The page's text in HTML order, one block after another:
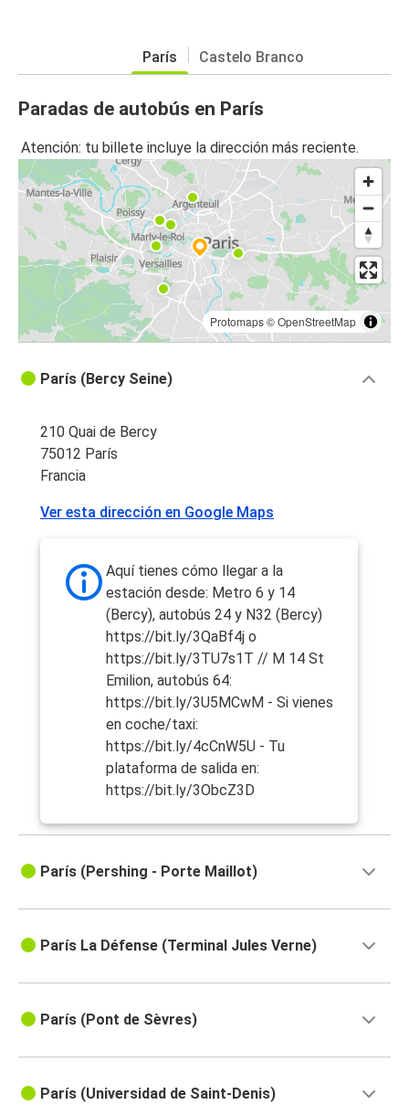
París Castelo Branco
Paradas de autobús en París
Atención: tu billete incluye la dirección más reciente.
Protomaps©OpenStreetMap
París (Bercy Seine)
210 Quai de Bercy
75012 París
Francia
Ver esta dirección en Google Maps
Aquí tienes cómo llegar a la
estación desde: Metro 6 y 14
(Bercy), autobús 24 y N32 (Bercy)
https://bit.ly/3QaBf4j o
https://bit.ly/3TU7s1T // M 14 St
Emilion, autobús 64:
https://bit.ly/3U5MCwM - Si vienes
en coche/taxi:
https://bit.ly/4cCnW5U - Tu
plataforma de salida en:
https://bit.ly/3ObcZ3D
París (Pershing - Porte Maillot)
París La Défense (Terminal Jules Verne)
París (Pont de Sèvres)
París (Universidad de Saint-Denis)